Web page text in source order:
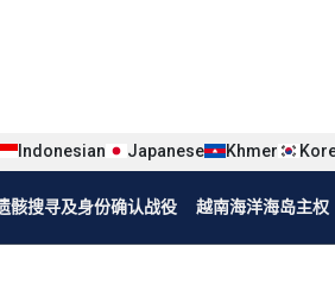
tiếng Trung
Indonesian Japanese Khmer
骸搜寻及身份确认战役 越南海洋海岛主权